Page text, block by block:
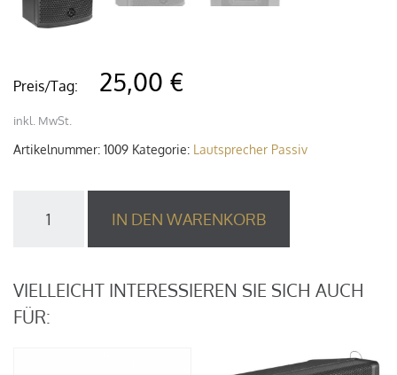
Preis/Tag: 25,00 €
inkl. MwSt.
Artikelnummer: 1009 Kategorie: Lautsprecher Passiv
8"
Koax
Lautsprecher
IN DEN WARENKORB
VIELLEICHT INTERESSIEREN SIE SICH AUCH
FÜR: